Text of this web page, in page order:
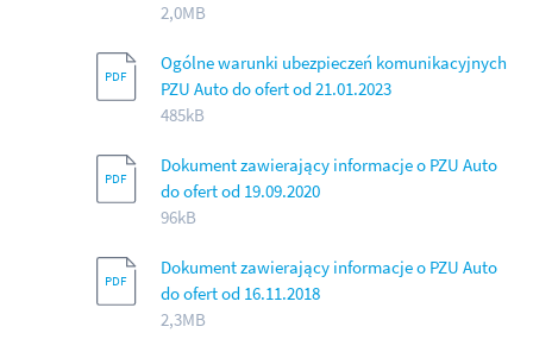
2,0MB
Ogólne warunki ubezpieczeń komunikacyjnych
PZU Auto do ofert od 21.01.2023
485kB
Dokument zawierający informacje o PZU Auto
do ofert od 19.09.2020
96kB
Dokument zawierający informacje o PZU Auto
do ofert od 16.11.2018
2,3MB